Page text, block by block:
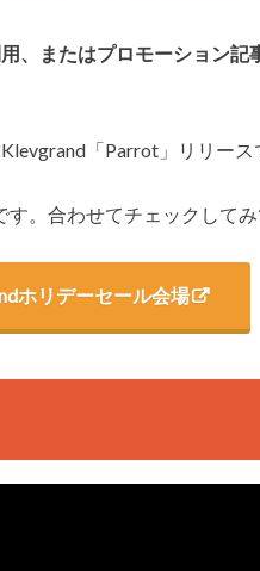
、またはプロモーション記
「Parrot」リリース
。合わせてチェックしてみ
ホリデーセール会場